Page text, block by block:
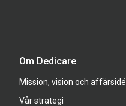
Om Dedicare
Mission, vision och affärsidé
Vår strategi